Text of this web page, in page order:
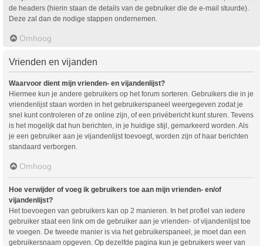
de headers (hierin staan de details van de gebruiker die de e-mail stuurde).
Deze zal dan de nodige stappen ondernemen.
Omhoog
Vrienden en vijanden
Waarvoor dient mijn vrienden- en vijandenlijst?
Hiermee kun je andere gebruikers op het forum sorteren. Gebruikers die in je
vriendenlijst staan worden in het gebruikerspaneel weergegeven zodat je
snel kunt controleren of ze online zijn, of een privébericht kunt sturen. Tevens
is het mogelijk dat hun berichten, in je huidige stijl, gemarkeerd worden. Als
je een gebruiker aan je vijandenlijst toevoegt, worden zijn of haar berichten
standaard verborgen.
Omhoog
Hoe verwijder of voeg ik gebruikers toe aan mijn vrienden- en/of
vijandenlijst?
Het toevoegen van gebruikers kan op 2 manieren. In het profiel van iedere
gebruiker staat een link om de gebruiker aan je vrienden- of vijandenlijst toe
te voegen. De tweede manier is via het gebruikerspaneel, je moet dan een
gebruikersnaam opgeven. Op dezelfde pagina kun je gebruikers weer van